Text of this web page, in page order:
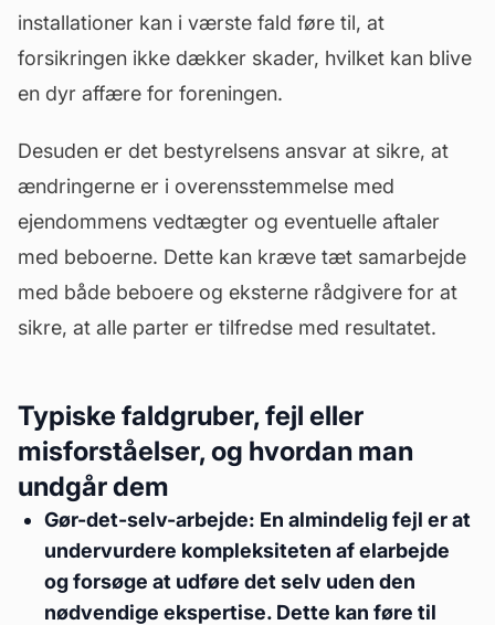
installationer kan i værste fald føre til, at
forsikringen ikke dækker skader, hvilket kan blive
en dyr affære for foreningen.
Desuden er det bestyrelsens ansvar at sikre, at
ændringerne er i overensstemmelse med
ejendommens vedtægter og eventuelle aftaler
med beboerne. Dette kan kræve tæt samarbejde
med både beboere og eksterne rådgivere for at
sikre, at alle parter er tilfredse med resultatet.
Typiske faldgruber, fejl eller
misforståelser, og hvordan man
undgår dem
Gør-det-selv-arbejde: En almindelig fejl er at
undervurdere kompleksiteten af elarbejde
og forsøge at udføre det selv uden den
nødvendige ekspertise. Dette kan føre til